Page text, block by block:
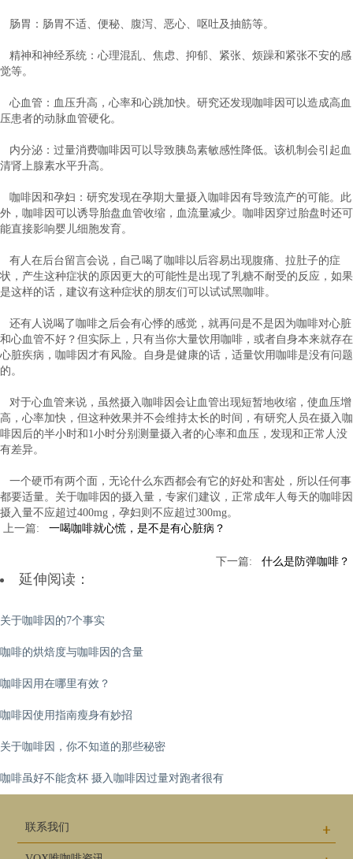
肠胃：肠胃不适、便秘、腹泻、恶心、呕吐及抽筋等。
精神和神经系统：心理混乱、焦虑、抑郁、紧张、烦躁和紧张不安的感
觉等。
心血管：血压升高，心率和心跳加快。研究还发现咖啡因可以造成高血
压患者的动脉血管硬化。
内分泌：过量消费咖啡因可以导致胰岛素敏感性降低。该机制会引起血
清肾上腺素水平升高。
咖啡因和孕妇：研究发现在孕期大量摄入咖啡因有导致流产的可能。此
外，咖啡因可以诱导胎盘血管收缩，血流量减少。咖啡因穿过胎盘时还可
能直接影响婴儿细胞发育。
有人在后台留言会说，自己喝了咖啡以后容易出现腹痛、拉肚子的症
状，产生这种症状的原因更大的可能性是出现了乳糖不耐受的反应，如果
是这样的话，建议有这种症状的朋友们可以试试黑咖啡。
还有人说喝了咖啡之后会有心悸的感觉，就再问是不是因为咖啡对心脏
和心血管不好？但实际上，只有当你大量饮用咖啡，或者自身本来就存在
心脏疾病，咖啡因才有风险。自身是健康的话，适量饮用咖啡是没有问题
的。
对于心血管来说，虽然摄入咖啡因会让血管出现短暂地收缩，使血压增
高，心率加快，但这种效果并不会维持太长的时间，有研究人员在摄入咖
啡因后的半小时和1小时分别测量摄入者的心率和血压，发现和正常人没
有差异。
一个硬币有两个面，无论什么东西都会有它的好处和害处，所以任何事
都要适量。关于咖啡因的摄入量，专家们建议，正常成年人每天的咖啡因
摄入量不应超过400mg，孕妇则不应超过300mg。
一喝咖啡就心慌，是不是有心脏病？
什么是防弹咖啡？
延伸阅读：
关于咖啡因的7个事实
咖啡的烘焙度与咖啡因的含量
咖啡因用在哪里有效？
咖啡因使用指南瘦身有妙招
关于咖啡因，你不知道的那些秘密
咖啡虽好不能贪杯 摄入咖啡因过量对跑者很有
联系我们